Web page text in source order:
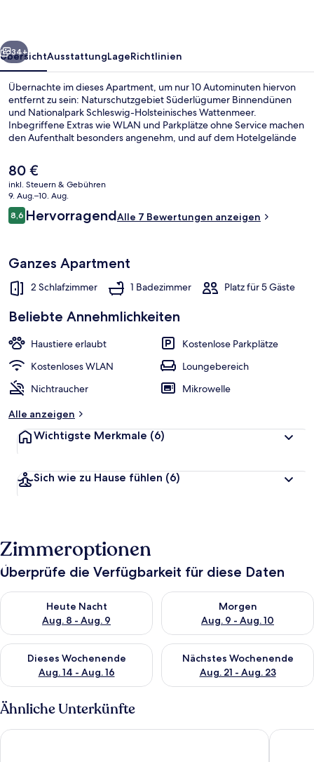
Weiter
34+
ÜbersichtAusstattungLageRichtlinien
Übernachte im dieses Apartment, um nur 10 Autominuten hiervon
entfernt zu sein: Naturschutzgebiet Süderlügumer Binnendünen
und Nationalpark Schleswig-Holsteinisches Wattenmeer.
Inbegriffene Extras wie WLAN und Parkplätze ohne Service machen
den Aufenthalt besonders angenehm, und auf dem Hotelgelände
hinaus besticht sie durch eine Terrasse, einen Garten und einen
Flachbildfernseher.
Der
aktuelle
Preis
beträgt
80 €.
80 €
inkl. Steuern & Gebühren
9. Aug.–10. Aug.
Bewertungen
8,68,6 von 10.
HervorragendAlle 7 Bewertungen anzeigen
Ganzes Apartment
2 Schlafzimmer 1 Badezimmer Platz für 5 Gäste
Beliebte Annehmlichkeiten
Haustiere erlaubt
Kostenlose Parkplätze
Kostenloses WLAN
Loungebereich
Nichtraucher
Mikrowelle
Alle anzeigen
Wichtigste Merkmale (6)
Sich wie zu Hause fühlen (6)
Zimmeroptionen
Überprüfe die Verfügbarkeit für diese Daten
Heute Nacht
Aug. 8 - Aug. 9
Überprüfe die Verfügbarkeit für heute Nacht, Aug. 8 - Aug. 9.
Morgen
Aug. 9 - Aug. 10
Überprüfe die Verfügbarkeit
Dieses Wochenende
Aug. 14 - Aug. 16
Überprüfe die Verfügbarkeit für dieses Wochenende, Aug. 14
Nächstes Wochenende
Aug. 21 - Aug. 23
Überprüfe die Verfügbarkeit
Ähnliche Unterkünfte
Reiterhof Wollesen Hotel